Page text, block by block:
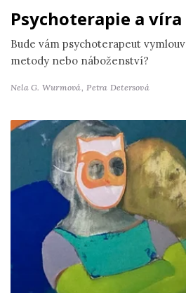
Psychoterapie a víra
Bude vám psychoterapeut
metody nebo náboženství?
Nela G. Wurmová, Petra Detersová